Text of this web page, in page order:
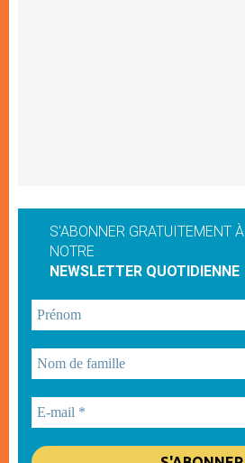
S'ABONNER GRATUITEMENT À
NOTRE
NEWSLETTER QUOTIDIENNE